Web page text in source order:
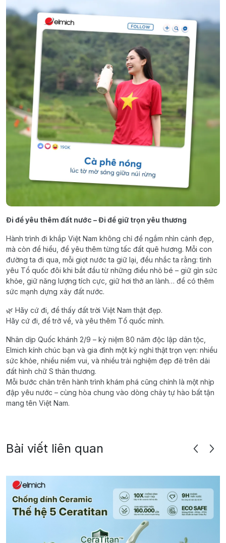
Đi để yêu thêm đất nước – Đi để giữ trọn yêu thương
Hành trình đi khắp Việt Nam không chỉ để ngắm nhìn cảnh đẹp,
mà còn để hiểu, để yêu thêm từng tấc đất quê hương. Mỗi con
đường ta đi qua, mỗi giọt nước ta giữ lại, đều nhắc ta rằng: tình
yêu Tổ quốc đôi khi bắt đầu từ những điều nhỏ bé – giữ gìn sức
khỏe, giữ năng lượng tích cực, giữ hơi thở an lành… để có thêm
sức mạnh dựng xây đất nước.
🌿 Hãy cứ đi, để thấy đất trời Việt Nam thật đẹp.
Hãy cứ đi, để trở về, và yêu thêm Tổ quốc mình.
Nhân dịp Quốc khánh 2/9 – kỷ niệm 80 năm độc lập dân tộc,
Elmich kính chúc bạn và gia đình một kỳ nghỉ thật trọn vẹn: nhiều
sức khỏe, nhiều niềm vui, và nhiều trải nghiệm đẹp đẽ trên dải
đất hình chữ S thân thương.
Mỗi bước chân trên hành trình khám phá cũng chính là một nhịp
đập yêu nước – cùng hòa chung vào dòng chảy tự hào bất tận
mang tên Việt Nam.
Bài viết liên quan